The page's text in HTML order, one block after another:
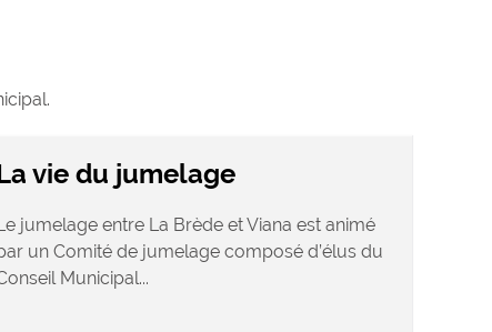
vie du jumelage
jumelage entre La Brède et Viana est animé
un Comité de jumelage composé d’élus du
Municipal...